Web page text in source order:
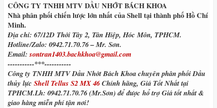
CÔNG TY TNHH MTV DẦU NHỚT BÁCH KHOA
Nhà phân phối chiến lược lớn nhất của Shell tại thành phốHồ Chí
Minh.
Địa chỉ: 67/12D Thới Tây 2, Tân Hiệp, Hóc Môn, TPHCM.
Hotline/Zalo: 0942.71.70.76 – Mr. Sơn.
Email:sontran1403.bachkhoa@gmail.com
-----------***-----------
Công ty TNHH MTV Dầu Nhớt Bách Khoachuyên phân phốiDầu
thủy lực Shell Tellus S2 MX 46Chính hãng, Giá Tốt Nhấttại
TPHCM.Lh: 0942.71.70.76 (Mr.Sơn)để được hổ trợGiá tốt nhất&
giao hàng miễn phí tận nơi!